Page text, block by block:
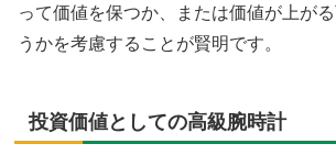
って価値を保つか、または価値が上が
うかを考慮することが賢明です。
投資価値としての高級腕時計